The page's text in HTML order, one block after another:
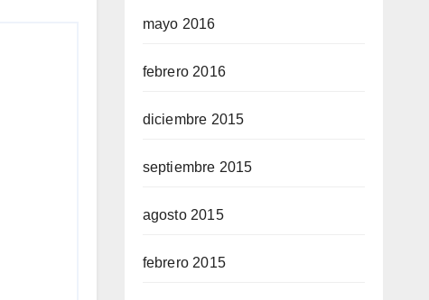
mayo 2016
febrero 2016
diciembre 2015
septiembre 2015
agosto 2015
febrero 2015